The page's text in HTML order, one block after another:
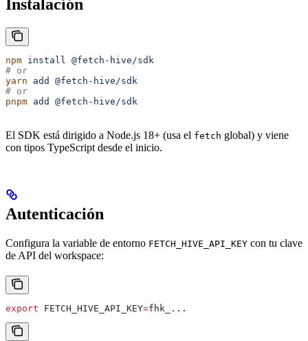
Instalación
npm install
@fetch-hive/sdk
# or
yarn add
@fetch-hive/sdk
# or
pnpm add @fetch-hive/sdk
El SDK está dirigido a Node.js 18+ (usa el fetch global) y viene
con tipos TypeScript desde el inicio.
Autenticación
Configura la variable de entorno FETCH_HIVE_API_KEY con tu clave
de API del workspace:
export FETCH_HIVE_API_KEY=fhk_ ...